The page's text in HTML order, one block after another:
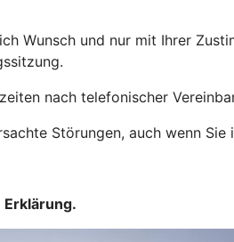
Wunsch und nur mit Ihrer
nach telefonischer
Störungen, auch wenn